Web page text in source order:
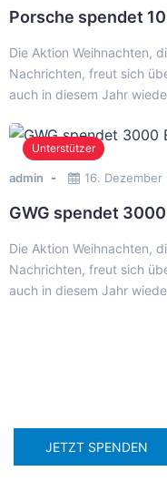
Porsche spendet
Die Aktion Weihnachten,
Nachrichten, freut sich
auch in diesem Jahr
Unterstützer
admin 16. Dezember
GWG spendet
Die Aktion Weihnachten,
Nachrichten, freut sich
auch in diesem Jahr
JETZT SPENDEN